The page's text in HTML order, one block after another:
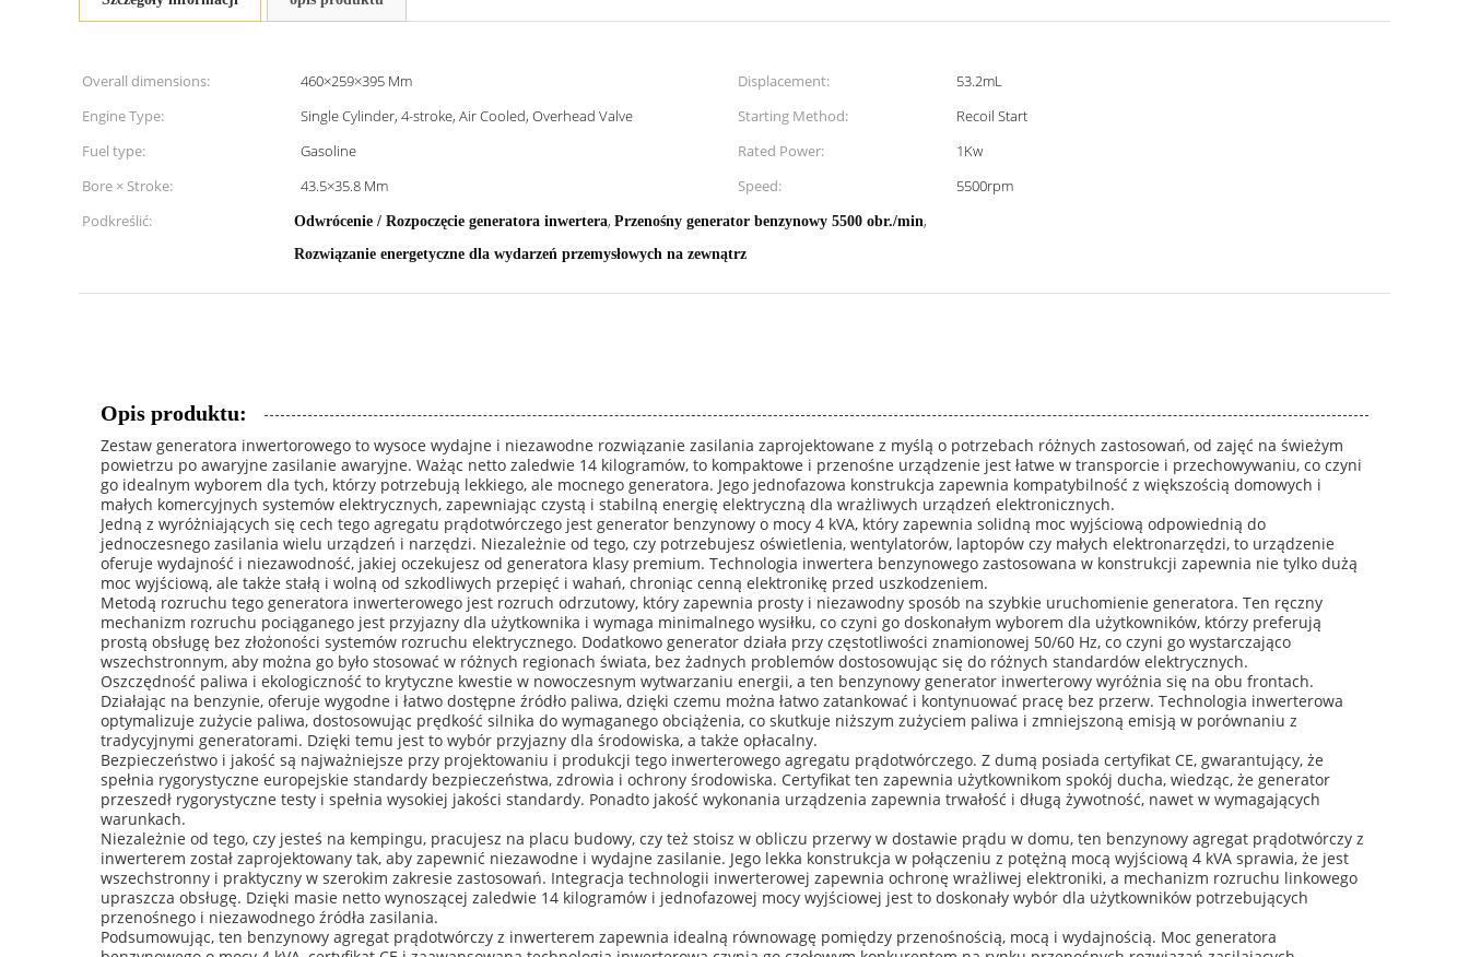
Overall dimensions: 460×259×395 Mm Displacement:
53.2mL
Engine Type:
Single Cylinder, 4-stroke, Air Cooled, Overhead Valve Starting Method:
Recoil Start
Fuel type:
Gasoline Rated Power:
1Kw
Bore × Stroke:
43.5×35.8 Mm Speed:
5500rpm
Podkreślić:
Odwrócenie / Rozpoczęcie generatora inwertera,Przenośny generator benzynowy 5500 obr./min,
Rozwiązanie energetyczne dla wydarzeń przemysłowych na zewnątrz
Opis produktu:
Zestaw generatora inwertorowego to wysoce wydajne i niezawodne rozwiązanie zasilania zaprojektowane z myślą o potrzebach różnych zastosowań, od zajęć na świeżym
powietrzu po awaryjne zasilanie awaryjne. Ważąc netto zaledwie 14 kilogramów, to kompaktowe i przenośne urządzenie jest łatwe w transporcie i przechowywaniu, co czyni
go idealnym wyborem dla tych, którzy potrzebują lekkiego, ale mocnego generatora. Jego jednofazowa konstrukcja zapewnia kompatybilność z większością domowych i
małych komercyjnych systemów elektrycznych, zapewniając czystą i stabilną energię elektryczną dla wrażliwych urządzeń elektronicznych.
Jedną z wyróżniających się cech tego agregatu prądotwórczego jest generator benzynowy o mocy 4 kVA, który zapewnia solidną moc wyjściową odpowiednią do
jednoczesnego zasilania wielu urządzeń i narzędzi. Niezależnie od tego, czy potrzebujesz oświetlenia, wentylatorów, laptopów czy małych elektronarzędzi, to urządzenie
oferuje wydajność i niezawodność, jakiej oczekujesz od generatora klasy premium. Technologia inwertera benzynowego zastosowana w konstrukcji zapewnia nie tylko dużą
moc wyjściową, ale także stałą i wolną od szkodliwych przepięć i wahań, chroniąc cenną elektronikę przed uszkodzeniem.
Metodą rozruchu tego generatora inwerterowego jest rozruch odrzutowy, który zapewnia prosty i niezawodny sposób na szybkie uruchomienie generatora. Ten ręczny
mechanizm rozruchu pociąganego jest przyjazny dla użytkownika i wymaga minimalnego wysiłku, co czyni go doskonałym wyborem dla użytkowników, którzy preferują
prostą obsługę bez złożoności systemów rozruchu elektrycznego. Dodatkowo generator działa przy częstotliwości znamionowej 50/60 Hz, co czyni go wystarczająco
wszechstronnym, aby można go było stosować w różnych regionach świata, bez żadnych problemów dostosowując się do różnych standardów elektrycznych.
Oszczędność paliwa i ekologiczność to krytyczne kwestie w nowoczesnym wytwarzaniu energii, a ten benzynowy generator inwerterowy wyróżnia się na obu frontach.
Działając na benzynie, oferuje wygodne i łatwo dostępne źródło paliwa, dzięki czemu można łatwo zatankować i kontynuować pracę bez przerw. Technologia inwerterowa
optymalizuje zużycie paliwa, dostosowując prędkość silnika do wymaganego obciążenia, co skutkuje niższym zużyciem paliwa i zmniejszoną emisją w porównaniu z
tradycyjnymi generatorami. Dzięki temu jest to wybór przyjazny dla środowiska, a także opłacalny.
Bezpieczeństwo i jakość są najważniejsze przy projektowaniu i produkcji tego inwerterowego agregatu prądotwórczego. Z dumą posiada certyfikat CE, gwarantujący, że
spełnia rygorystyczne europejskie standardy bezpieczeństwa, zdrowia i ochrony środowiska. Certyfikat ten zapewnia użytkownikom spokój ducha, wiedząc, że generator
przeszedł rygorystyczne testy i spełnia wysokiej jakości standardy. Ponadto jakość wykonania urządzenia zapewnia trwałość i długą żywotność, nawet w wymagających
warunkach.
Niezależnie od tego, czy jesteś na kempingu, pracujesz na placu budowy, czy też stoisz w obliczu przerwy w dostawie prądu w domu, ten benzynowy agregat prądotwórczy z
inwerterem został zaprojektowany tak, aby zapewnić niezawodne i wydajne zasilanie. Jego lekka konstrukcja w połączeniu z potężną mocą wyjściową 4 kVA sprawia, że ​​jest
wszechstronny i praktyczny w szerokim zakresie zastosowań. Integracja technologii inwerterowej zapewnia ochronę wrażliwej elektroniki, a mechanizm rozruchu linkowego
upraszcza obsługę. Dzięki masie netto wynoszącej zaledwie 14 kilogramów i jednofazowej mocy wyjściowej jest to doskonały wybór dla użytkowników potrzebujących
przenośnego i niezawodnego źródła zasilania.
Podsumowując, ten benzynowy agregat prądotwórczy z inwerterem zapewnia idealną równowagę pomiędzy przenośnością, mocą i wydajnością. Moc generatora